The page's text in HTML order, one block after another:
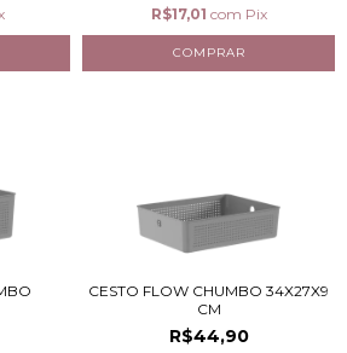
R$17,01 com Pix
CESTO FLOW CHUMBO 34X27X9
CM
R$44,90